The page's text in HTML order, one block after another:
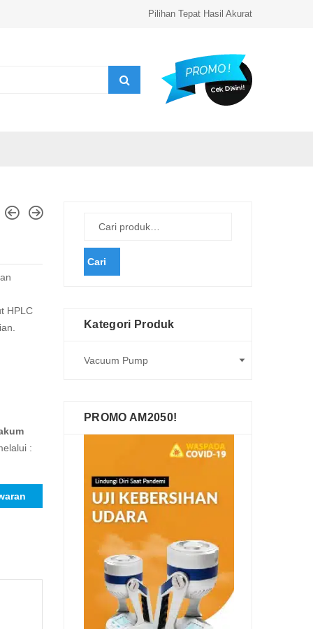
Pilihan Tepat Hasil Akurat
HPLC
:
Cari
Kategori Produk
PROMO AM2050!